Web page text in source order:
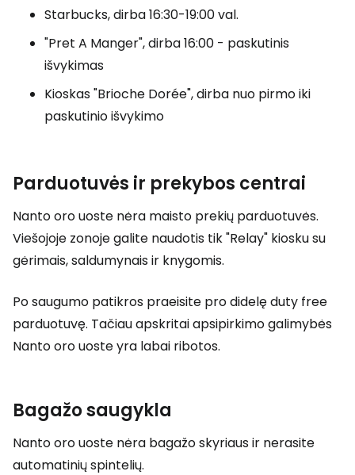
Starbucks, dirba 16:30-19:00 val.
"Pret A Manger", dirba 16:00 - paskutinis
išvykimas
Kioskas "Brioche Dorée", dirba nuo pirmo iki
paskutinio išvykimo
Parduotuvės ir prekybos centrai
Nanto oro uoste nėra maisto prekių parduotuvės.
Viešojoje zonoje galite naudotis tik "Relay" kiosku su
gėrimais, saldumynais ir knygomis.
Po saugumo patikros praeisite pro didelęduty free
parduotuvę. Tačiau apskritai apsipirkimo galimybės
Nanto oro uoste yra labai ribotos.
Bagažo saugykla
Nanto oro uoste nėra bagažo skyriaus ir nerasite
automatinių spintelių.